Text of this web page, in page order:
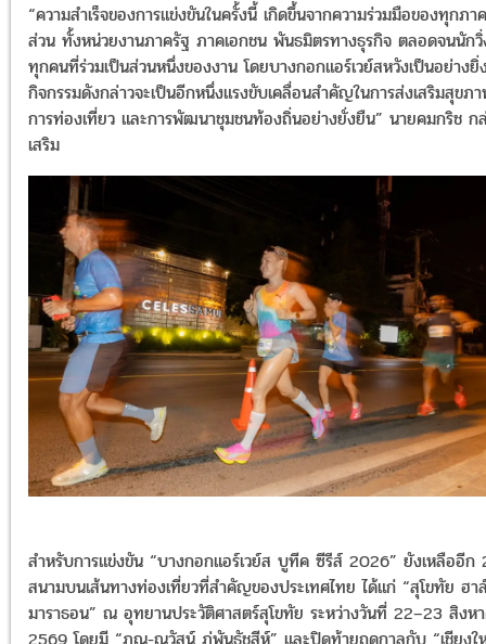
“ความสำเร็จของการแข่งขันในครั้งนี้ เกิดขึ้นจากความร่วมมือของทุกภาค
ส่วน ทั้งหน่วยงานภาครัฐ ภาคเอกชน พันธมิตรทางธุรกิจ ตลอดจนนัก
ทุกคนที่ร่วมเป็นส่วนหนึ่งของงาน โดยบางกอกแอร์เวย์สหวังเป็นอย่างยิ่
กิจกรรมดังกล่าวจะเป็นอีกหนึ่งแรงขับเคลื่อนสำคัญในการส่งเสริมสุขภ
การท่องเที่ยว และการพัฒนาชุมชนท้องถิ่นอย่างยั่งยืน” นายคมกริช ก
เสริม
สำหรับการแข่งขัน “บางกอกแอร์เวย์ส บูทีค ซีรีส์ 2026” ยังเหลืออีก
สนามบนเส้นทางท่องเที่ยวที่สำคัญของประเทศไทย ได้แก่ “สุโขทัย ฮา
มาราธอน” ณ อุทยานประวัติศาสตร์สุโขทัย ระหว่างวันที่ 22–23 สิงห